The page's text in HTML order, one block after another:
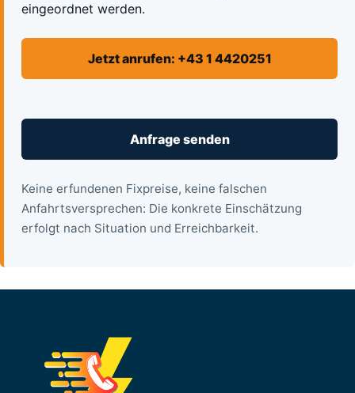
eingeordnet werden.
Jetzt anrufen: +43 1 4420251
Anfrage senden
Keine erfundenen Fixpreise, keine falschen
Anfahrtsversprechen: Die konkrete Einschätzung
erfolgt nach Situation und Erreichbarkeit.